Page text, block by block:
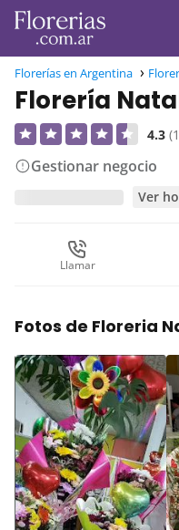
Florerías en Argentina
Florería
4.3
Gestionar negocio
Ver
Llamar
Fotos de Floreria